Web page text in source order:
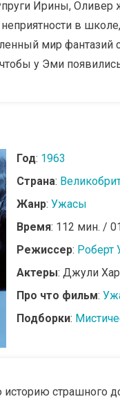
Ирины, Оливер
в
мир фантазий
у Эми
Год: 1963
Страна:
Жанр: Ужасы
Время: 112 мин. /
Режиссер: Роберт
Актеры: Джули
Про что фильм:
Подборки:
страшного